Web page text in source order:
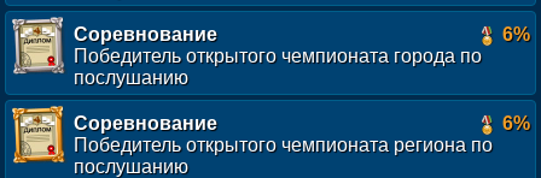
Соревнование
6%
Победитель открытого чемпионата города по
послушанию
Соревнование
6%
Победитель открытого чемпионата региона по
послушанию